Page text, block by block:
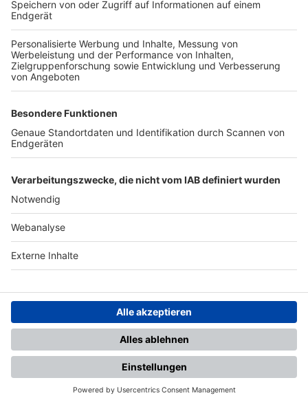
TOP-VEREINE
TOP-PARTNER
Nutzungsbedingungen Datenschutz Impressum